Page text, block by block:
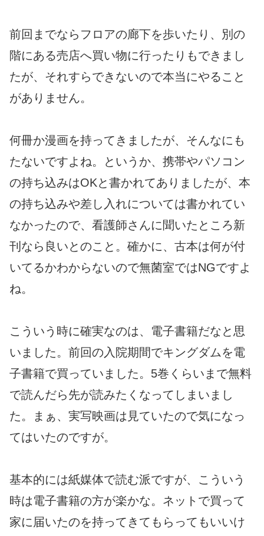
前回までならフロアの廊下を歩いたり、別の
階にある売店へ買い物に行ったりもできまし
たが、それすらできないので本当にやること
がありません。
何冊か漫画を持ってきましたが、そんなにも
たないですよね。というか、携帯やパソコン
の持ち込みはOKと書かれてありましたが、本
の持ち込みや差し入れについては書かれてい
なかったので、看護師さんに聞いたところ新
刊なら良いとのこと。確かに、古本は何が付
いてるかわからないので無菌室ではNGですよ
ね。
こういう時に確実なのは、電子書籍だなと思
いました。前回の入院期間でキングダムを電
子書籍で買っていました。5巻くらいまで無料
で読んだら先が読みたくなってしまいまし
た。まぁ、実写映画は見ていたので気になっ
てはいたのですが。
基本的には紙媒体で読む派ですが、こういう
時は電子書籍の方が楽かな。ネットで買って
家に届いたのを持ってきてもらってもいいけ